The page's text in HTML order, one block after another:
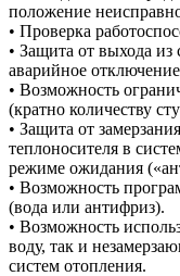
положение
• Проверка
• Защита от выхода из
аварийное
• Возможность
(кратно количеству
• Защита от
теплоносителя в
режиме ожидания
• Возможность
(вода или антифриз).
• Возможность
воду, так и
систем отопления.